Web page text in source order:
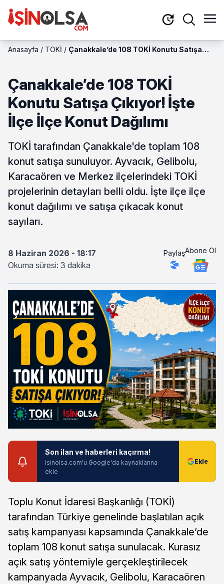
Anasayfa / TOKİ / Çanakkale’de 108 TOKİ Konutu Satışa
Çanakkale’de 108 TOKİ
Konutu Satışa Çıkıyor! İşte
İlçe İlçe Konut Dağılımı
TOKİ tarafından Çanakkale'de toplam 108
konut satışa sunuluyor. Ayvacık, Gelibolu,
Karacaören ve Merkez ilçelerindeki TOKİ
projelerinin detayları belli oldu. İşte ilçe ilçe
konut dağılımı ve satışa çıkacak konut
sayıları.
8 Haziran 2026 - 18:17
Okuma süresi: 3 dakika
PaylaşAbone Ol
Son ilan ve haberleri kaçırma!
isinolsa.com'u Google'da kaynaklarına
ekle
Toplu Konut İdaresi Başkanlığı (TOKİ)
tarafından Türkiye genelinde başlatılan açık
satış kampanyası kapsamında Çanakkale’de
toplam 108 konut satışa sunulacak. Kurasız
açık satış yöntemiyle gerçekleştirilecek
kampanyada Ayvacık, Gelibolu, Karacaören